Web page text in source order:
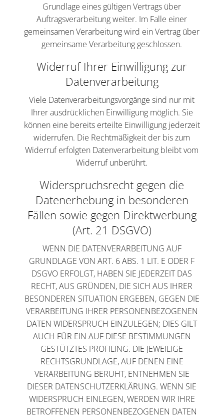
Grundlage eines gültigen Vertrags über
Auftragsverarbeitung weiter. Im Falle einer
gemeinsamen Verarbeitung wird ein Vertrag über
gemeinsame Verarbeitung geschlossen.
Widerruf Ihrer Einwilligung zur
Datenverarbeitung
Viele Datenverarbeitungsvorgänge sind nur mit
Ihrer ausdrücklichen Einwilligung möglich. Sie
können eine bereits erteilte Einwilligung jederzeit
widerrufen. Die Rechtmäßigkeit der bis zum
Widerruf erfolgten Datenverarbeitung bleibt vom
Widerruf unberührt.
Widerspruchsrecht gegen die
Datenerhebung in besonderen
Fällen sowie gegen Direktwerbung
(Art. 21 DSGVO)
WENN DIE DATENVERARBEITUNG AUF
GRUNDLAGE VON ART. 6 ABS. 1 LIT. E ODER F
DSGVO ERFOLGT, HABEN SIE JEDERZEIT DAS
RECHT, AUS GRÜNDEN, DIE SICH AUS IHRER
BESONDEREN SITUATION ERGEBEN, GEGEN DIE
VERARBEITUNG IHRER PERSONENBEZOGENEN
DATEN WIDERSPRUCH EINZULEGEN; DIES GILT
AUCH FÜR EIN AUF DIESE BESTIMMUNGEN
GESTÜTZTES PROFILING. DIE JEWEILIGE
RECHTSGRUNDLAGE, AUF DENEN EINE
VERARBEITUNG BERUHT, ENTNEHMEN SIE
DIESER DATENSCHUTZERKLÄRUNG. WENN SIE
WIDERSPRUCH EINLEGEN, WERDEN WIR IHRE
BETROFFENEN PERSONENBEZOGENEN DATEN